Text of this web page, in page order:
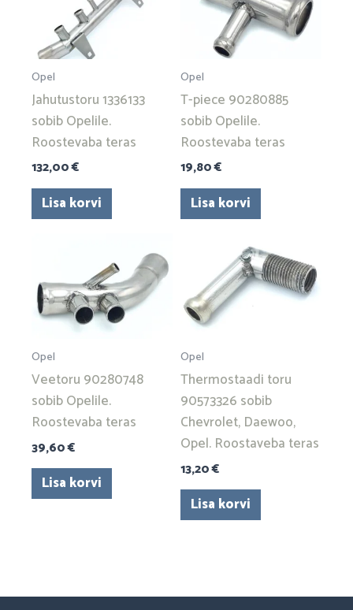
Opel
Jahutustoru 1336133
sobib Opelile.
Roostevaba teras
132,00€
Lisa korvi
Opel
T-piece 90280885
sobib Opelile.
Roostevaba teras
19,80€
Lisa korvi
Opel
Veetoru 90280748
sobib Opelile.
Roostevaba teras
39,60€
Lisa korvi
Opel
Thermostaadi toru
90573326 sobib
Chevrolet, Daewoo,
Opel. Roostaveba teras
13,20€
Lisa korvi